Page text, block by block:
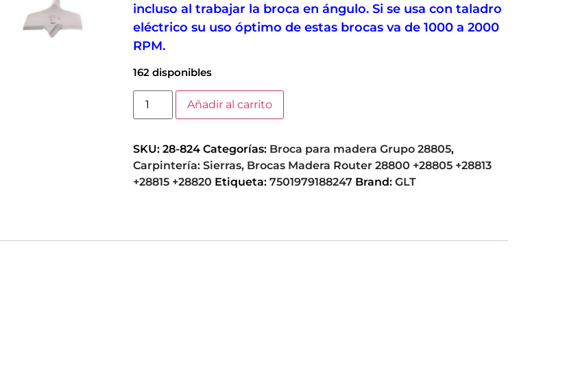
incluso al trabajar la broca en ángulo. Si se usa con taladro
eléctrico su uso óptimo de estas brocas va de 1000 a 2000
RPM.
162 disponibles
Añadir al carrito
SKU: 28-824 Categorías: Broca para madera Grupo 28805,
Carpintería: Sierras, Brocas Madera Router 28800 +28805 +28813
+28815 +28820 Etiqueta: 7501979188247 Brand: GLT